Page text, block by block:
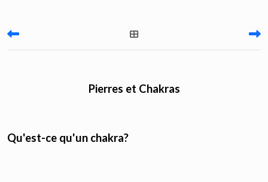
Pierres et Chakras
Qu'est-ce qu'un chakra?